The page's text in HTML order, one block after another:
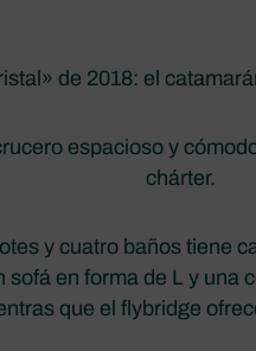
de 2018: el
espacioso y
chárter.
y cuatro baños tiene
en forma de L y una
que el flybridge